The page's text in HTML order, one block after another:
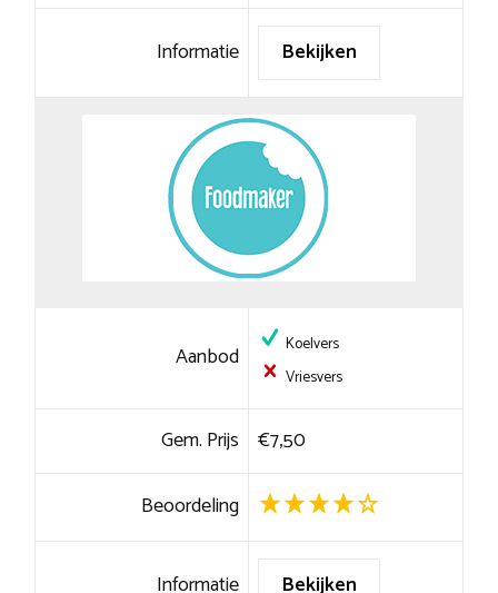
Informatie Bekijken
Aanbod
Koelvers
Vriesvers
Gem. Prijs €7,50
Beoordeling
Informatie Bekijken